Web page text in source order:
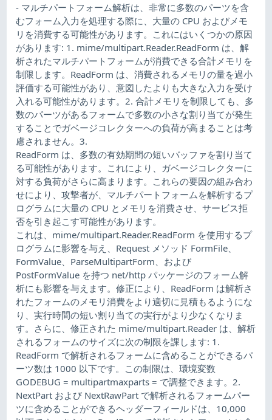
- マルチパートフォーム解析は、非常に多数のパーツを含
むフォーム入力を処理する際に、大量の CPU およびメモ
リを消費する可能性があります。これにはいくつかの原因
があります: 1. mime/multipart.Reader.ReadForm は、解
析されたマルチパートフォームが消費できる合計メモリを
制限します。ReadForm は、消費されるメモリの量を過小
評価する可能性があり、意図したよりも大きな入力を受け
入れる可能性があります。2. 合計メモリを制限しても、多
数のパーツがあるフォームで多数の小さな割り当てが発生
することでガベージコレクターへの負荷が高まることは考
慮されません。3.
ReadForm は、多数の有効期間の短いバッファを割り当て
る可能性があります。これにより、ガベージコレクターに
対する負荷がさらに高まります。これらの要因の組み合わ
せにより、攻撃者が、マルチパートフォームを解析するプ
ログラムに大量の CPU とメモリを消費させ、サービス拒
否を引き起こす可能性があります。
これは、mime/multipart.Reader.ReadForm を使用するプ
ログラムに影響を与え、Request メソッド FormFile、
FormValue、ParseMultipartForm、および
PostFormValue を持つ net/http パッケージのフォーム解
析にも影響を与えます。修正により、ReadForm は解析さ
れたフォームのメモリ消費をより適切に見積もるようにな
り、実行時間の短い割り当ての実行がより少なくなりま
す。さらに、修正された mime/multipart.Reader は、解析
されるフォームのサイズに次の制限を課します: 1.
ReadForm で解析されるフォームに含めることができるパ
ーツ数は 1000 以下です。この制限は、環境変数
GODEBUG = multipartmaxparts = で調整できます。2.
NextPart および NextRawPart で解析されるフォームパー
ツに含めることができるヘッダーフィールドは、10,000